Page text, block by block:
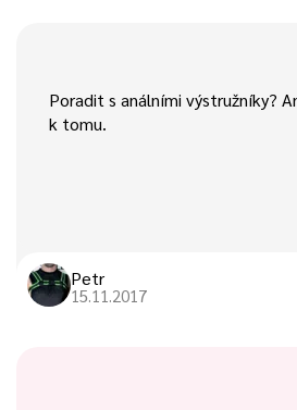
Poradit s análními výstružníky?
k tomu.
Petr
15.11.2017